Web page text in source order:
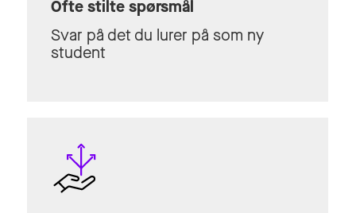
Ofte stilte spørsmål
Svar på det du lurer på som ny
student